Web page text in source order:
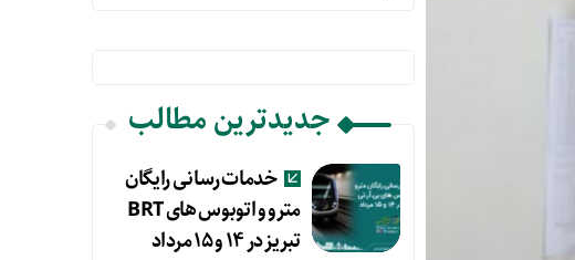
جدیدترین مطالب
خدمات رسانی رایگان
مترو و اتوبوس های BRT
تبریز در ۱۴ و ۱۵ مرداد